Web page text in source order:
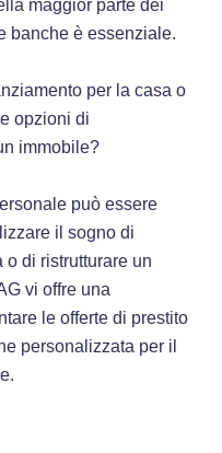
maggior parte dei
banche è essenziale.
per la casa o
opzioni di
immobile?
può essere
il sogno di
di ristrutturare un
vi offre una
le offerte di prestito
personalizzata per il